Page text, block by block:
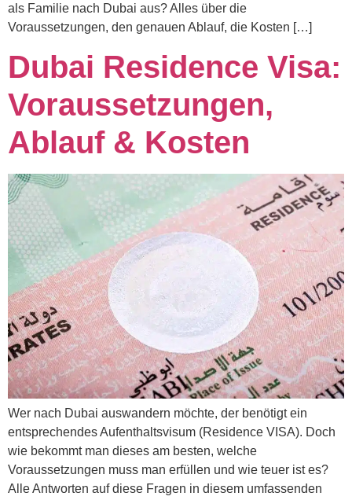
als Familie nach Dubai aus? Alles über die
Voraussetzungen, den genauen Ablauf, die Kosten […]
Dubai Residence Visa:
Voraussetzungen,
Ablauf & Kosten
Wer nach Dubai auswandern möchte, der benötigt ein
entsprechendes Aufenthaltsvisum (Residence VISA). Doch
wie bekommt man dieses am besten, welche
Voraussetzungen muss man erfüllen und wie teuer ist es?
Alle Antworten auf diese Fragen in diesem umfassenden